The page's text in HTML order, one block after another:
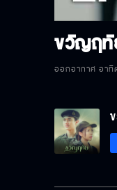
ขวัญฤ
ออกอากาศ อาทิ